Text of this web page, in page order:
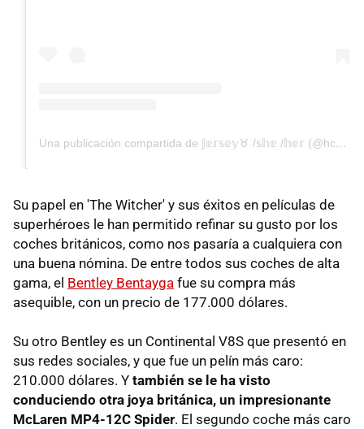
Una publicación compartida de 𝕁𝕖𝕣𝕤𝕖𝕪♉ /𝕤𝕙𝕖 /𝕙𝕖𝕣 (@hc38_jersey)
Su papel en 'The Witcher' y sus éxitos en películas de
superhéroes le han permitido refinar su gusto por los
coches británicos, como nos pasaría a cualquiera con
una buena nómina. De entre todos sus coches de alta
gama, el Bentley Bentayga fue su compra más
asequible, con un precio de 177.000 dólares.
Su otro Bentley es un Continental V8S que presentó en
sus redes sociales, y que fue un pelín más caro:
210.000 dólares. Y también se le ha visto
conduciendo otra joya británica, un impresionante
McLaren MP4-12C Spider. El segundo coche más caro